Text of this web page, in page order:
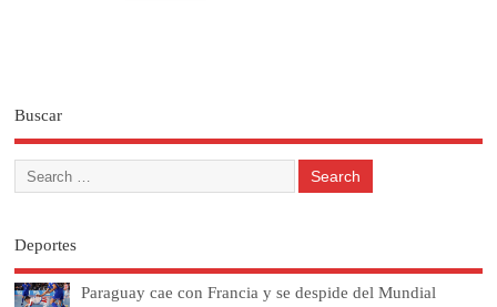
Buscar
Deportes
Paraguay cae con Francia y se despide del Mundial